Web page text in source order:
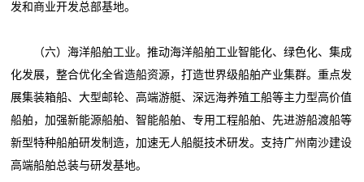
发和商业开发总部基地。
（六）海洋船舶工业。推动海洋船舶工业智能化、绿色化、集成
化发展，整合优化全省造船资源，打造世界级船舶产业集群。重点发
展集装箱船、大型邮轮、高端游艇、深远海养殖工船等主力型高价值
船舶，加强新能源船舶、智能船舶、专用工程船舶、先进游船渡船等
新型特种船舶研发制造，加速无人船艇技术研发。支持广州南沙建设
高端船舶总装与研发基地。